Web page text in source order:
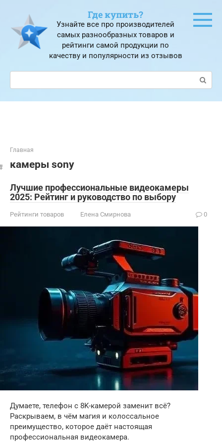
контенту
Где купить?
Узнайте все про производителей
самых разнообразных товаров и
рейтинги самой продукции по
качеству и популярности из отзывов
Поиск:
Главная
камеры sony
Лучшие профессиональные видеокамеры
2025: Рейтинг и руководство по выбору
Рейтинги товаров Елена Смирнова 0
Думаете, телефон с 8K-камерой заменит всё?
Раскрываем, в чём магия и колоссальное
преимущество, которое даёт настоящая
профессиональная видеокамера.